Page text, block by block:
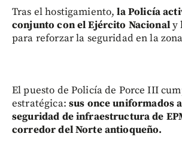
Tras el hostigamiento,la Policía
conjunto con el Ejército Nacionaly
para reforzar la seguridad en la
El puesto de Policía de Porce III
estratégica: sus once uniformados
seguridad de infraestructura de
corredor del Norte antioqueño.